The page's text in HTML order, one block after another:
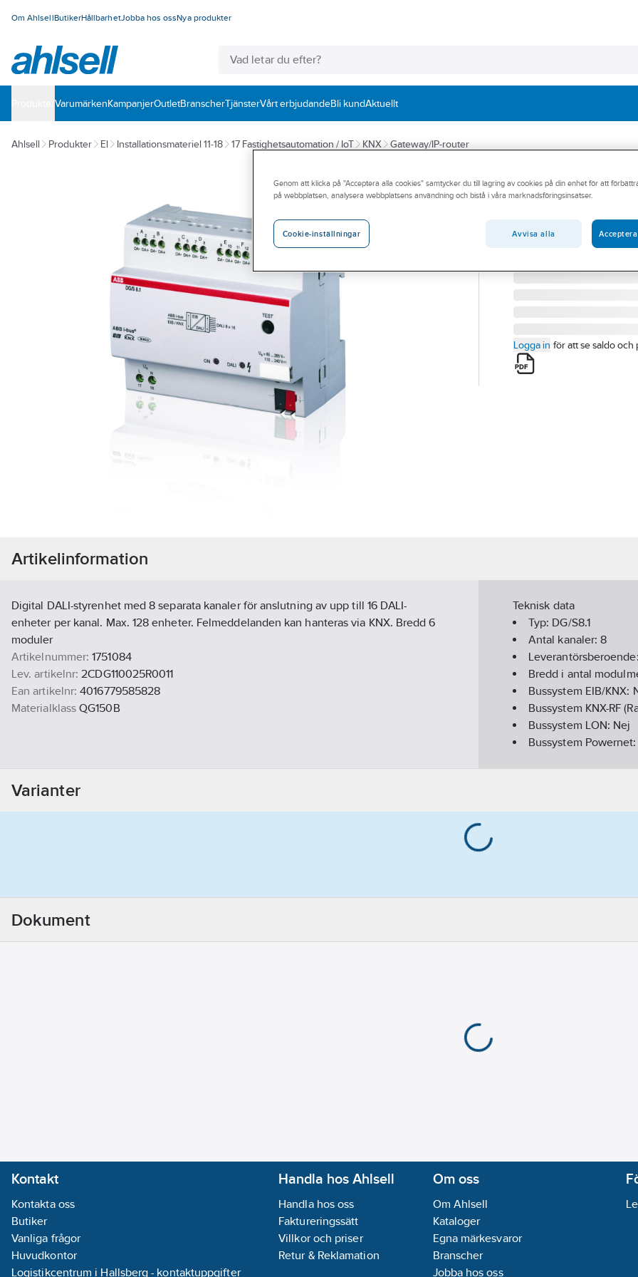
Om AhlsellButikerHållbarhetJobba hos ossNya produkter
VarumärkenKampanjerOutletBranscherTjänsterVårt erbjudandeBli kundAktuellt
Ahlsell Produkter El Installationsmateriel 11-18 17 Fastighetsautomation / IoT KNX Gateway/IP-router
ABB
DALI-gateway
DALIGRÄNSSNITT 8-
Artikelnummer:
1751084
Logga in för att se saldo och
Artikelinformation
Digital DALI-styrenhet med 8 separata kanaler för anslutning av upp till 16 DALI-
enheter per kanal. Max. 128 enheter. Felmeddelanden kan hanteras via KNX. Bredd 6
moduler
Artikelnummer: 1751084
Lev. artikelnr: 2CDG110025R0011
Ean artikelnr: 4016779585828
Materialklass QG150B
Teknisk data
Typ: DG/S8.1
Antal kanaler:8
Bredd i antal
Bussystem EIB/KNX:
Bussystem KNX-RF
Bussystem LON: Nej
Bussystem
Infraröd-gränssnitt:
Protokoll:Övrigt
Varianter
Dokument
Kontakt
Kontakta oss
Butiker
Vanliga frågor
Huvudkontor
Logistikcentrum i Hallsberg - kontaktuppgifter
Handla hos Ahlsell
Handla hos oss
Faktureringssätt
Villkor och priser
Retur & Reklamation
Om oss
Om Ahlsell
Kataloger
Egna märkesvaror
Branscher
Jobba hos oss
Genom att klicka på "Acceptera alla cookies" samtycker du till lagring av cookies på din enhet för att
på webbplatsen, analysera webbplatsens användning och bistå i våra marknadsföringsinsatser.
Cookie-inställningar Avvisa alla